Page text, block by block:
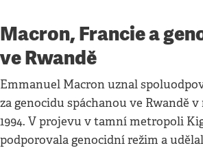
Macron, Francie a
ve Rwandě
Emmanuel Macron uznal
za genocidu spáchanou ve Rwandě v
1994. V projevu v tamní metropoli
podporovala genocidní režim a